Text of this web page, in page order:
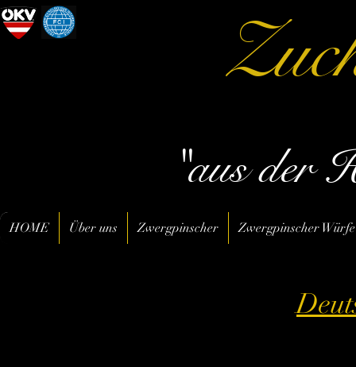
"aus der
HOME Über uns Zwergpinscher Zwergpinscher Würfe